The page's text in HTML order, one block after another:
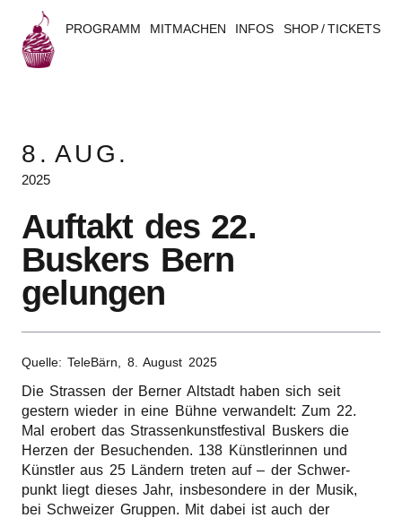
s
e
r
s
B
e
r
n
PROGRAMM MITMACHEN INFOS SHOP / TICKETS
8. AUG.
2025
Auftakt des 22.
Buskers Bern
gelungen
Quelle: Tele­Bärn, 8. August 2025
Die Stras­sen der Berner Altstadt haben sich seit
gestern wieder in eine Bühne verwan­delt: Zum 22.
Mal erobert das Stras­sen­kunst­fes­ti­val Buskers die
Herzen der Besu­chen­den. 138 Künst­le­rin­nen und
Künst­ler aus 25 Ländern treten auf – der Schwer­
punkt liegt dieses Jahr, insbe­son­de­re in der Musik,
bei Schwei­zer Grup­pen. Mit dabei ist auch der